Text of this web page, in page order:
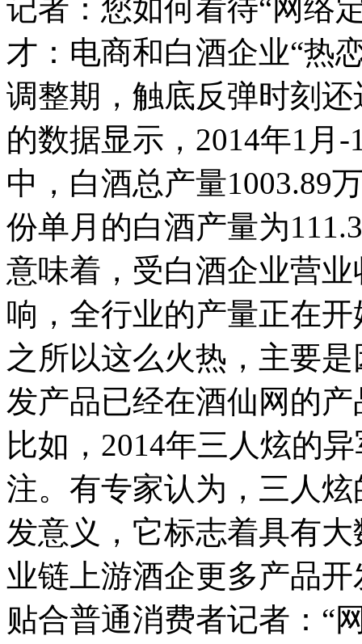
记者：您如何看待“网络
才：电商和白酒企业“热
调整期，触底反弹时刻
的数据显示，2014年1月
中，白酒总产量1003.89
份单月的白酒产量为
意味着，受白酒企业营
响，全行业的产量正在
之所以这么火热，主要
发产品已经在酒仙网的
比如，2014年三人炫的
注。有专家认为，三人
发意义，它标志着具有
业链上游酒企更多产品
贴合普通消费者记者：“